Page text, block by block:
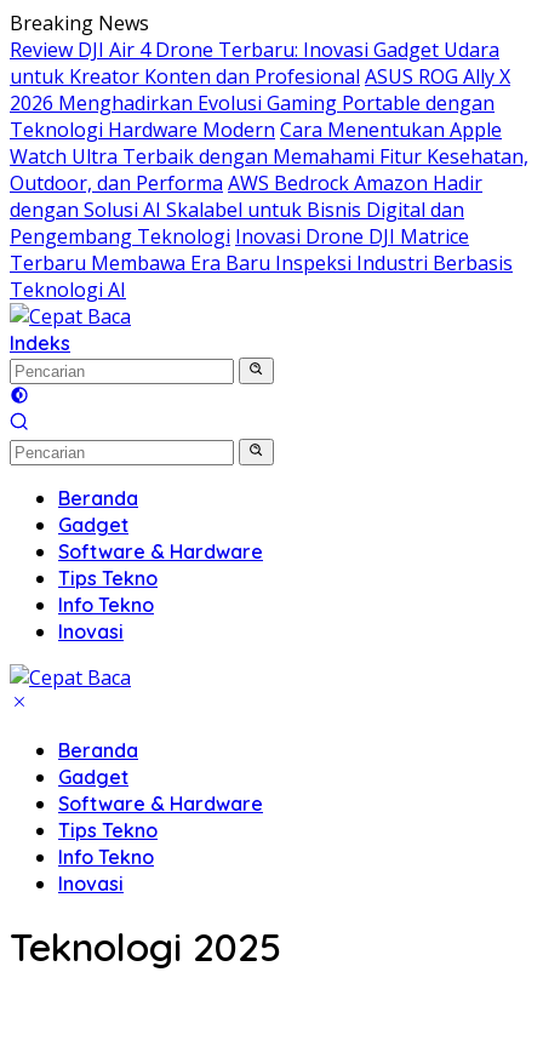
Langsung
ke
konten
Breaking News
Review DJI Air 4 Drone Terbaru: Inovasi Gadget Udara
untuk Kreator Konten dan Profesional ASUS ROG Ally X
2026 Menghadirkan Evolusi Gaming Portable dengan
Teknologi Hardware Modern Cara Menentukan Apple
Watch Ultra Terbaik dengan Memahami Fitur Kesehatan,
Outdoor, dan Performa AWS Bedrock Amazon Hadir
dengan Solusi AI Skalabel untuk Bisnis Digital dan
Pengembang Teknologi Inovasi Drone DJI Matrice
Terbaru Membawa Era Baru Inspeksi Industri Berbasis
Teknologi AI
Indeks
Beranda
Gadget
Software & Hardware
Tips Tekno
Info Tekno
Inovasi
Beranda
Gadget
Software & Hardware
Tips Tekno
Info Tekno
Inovasi
Teknologi 2025